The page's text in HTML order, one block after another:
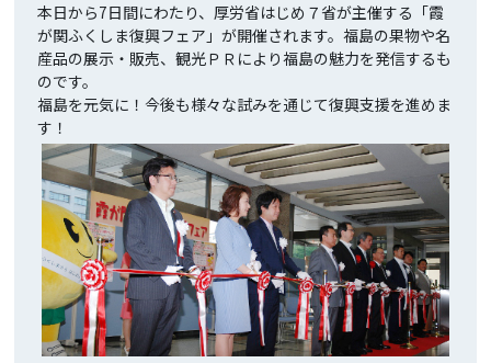
本日から7日間にわたり、厚労省はじめ７省が主催する「霞
が関ふくしま復興フェア」が開催されます。福島の果物や名
産品の展示・販売、観光ＰＲにより福島の魅力を発信するも
のです。
福島を元気に！今後も様々な試みを通じて復興支援を進めま
す！